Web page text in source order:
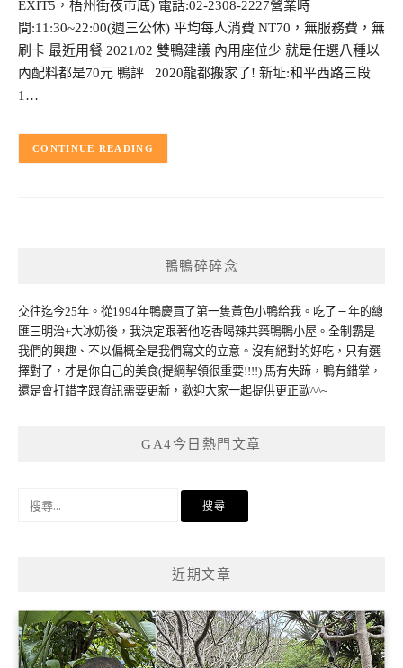
EXIT5，梧州街夜市底) 電話:02-2308-2227營業時
間:11:30~22:00(週三公休) 平均每人消費 NT70，無服務費，無
刷卡 最近用餐 2021/02 雙鴨建議 內用座位少 就是任選八種以
內配料都是70元 鴨評 2020龍都搬家了! 新址:和平西路三段
1…
CONTINUE READING
鴨鴨碎碎念
交往迄今25年。從1994年鴨慶買了第一隻黃色小鴨給我。吃了三年的總
匯三明治+大冰奶後，我決定跟著他吃香喝辣共築鴨鴨小屋。全制霸是
我們的興趣、不以偏概全是我們寫文的立意。沒有絕對的好吃，只有選
擇對了，才是你自己的美食(提綱挈領很重要!!!!) 馬有失蹄，鴨有錯掌，
還是會打錯字跟資訊需要更新，歡迎大家一起提供更正歐^^~
GA4今日熱門文章
近期文章